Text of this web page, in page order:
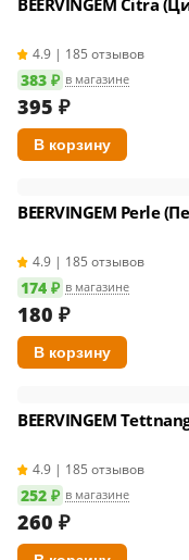
BEERVINGEM Citra
4.9 | 185 отзывов
383 ₽ в магазине
395 ₽
BEERVINGEM Perle
4.9 | 185 отзывов
174 ₽ в магазине
180 ₽
BEERVINGEM
4.9 | 185 отзывов
252 ₽ в магазине
260 ₽